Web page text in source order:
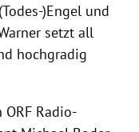
)Engel und
setzt all
hochgradig
ORF Radio-